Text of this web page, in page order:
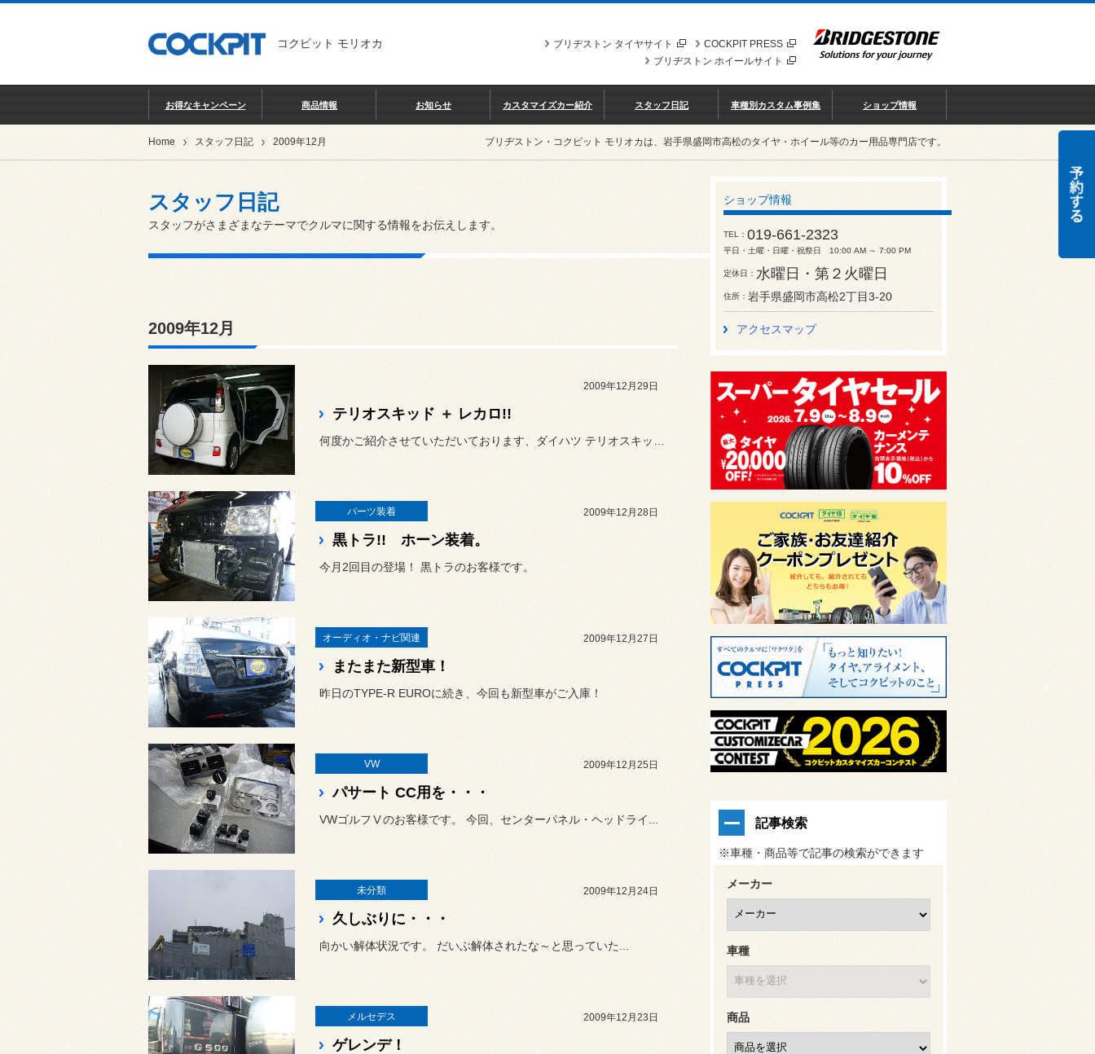
コクピット モリオカ COCKPIT PRESS
ブリヂストン タイヤサイト
ブリヂストン ホイールサイト
お得なキャンペーン 商品情報 お知らせ カスタマイズカー紹介 スタッフ日記 車種別カスタム事例集 ショップ情報
Home スタッフ日記 2009年12月 ブリヂストン・コクピット モリオカは、岩手県盛岡市高松のタイヤ・ホイール等のカー用品専門店です。
スタッフ日記
スタッフがさまざまなテーマでクルマに関する情報をお伝えします。
2009年12月
2009年12月29日
テリオスキッド ＋ レカロ!!
パーツ装着 2009年12月28日
黒トラ!! ホーン装着。
今月2回目の登場！ 黒トラのお客様です。
オーディオ・ナビ関連 2009年12月27日
またまた新型車！
昨日のTYPE-R EUROに続き、今回も新型車がご入庫！
VW 2009年12月25日
パサート CC用を・・・
VWゴルフⅤのお客様です。 今回、センターパネル・ヘッドライ...
未分類 2009年12月24日
久しぶりに・・・
向かい解体状況です。 だいぶ解体されたな～と思っていた...
メルセデス 2009年12月23日
ゲレンデ！
ショップ情報
TEL 019-661-2323
平日・土曜・日曜・祝祭日 10:00 AM ～ 7:00 PM
定休日 水曜日・第２火曜日
住所 岩手県盛岡市高松2丁目3-20
アクセスマップ
記事検索
※車種・商品等で記事の検索ができます
メーカー
車種
商品